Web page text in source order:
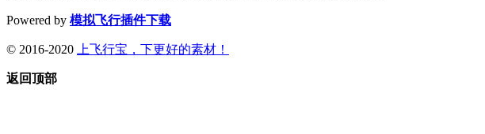
Powered by 模拟飞行插件下载
© 2016-2020 上飞行宝，下更好的素材！
返回顶部